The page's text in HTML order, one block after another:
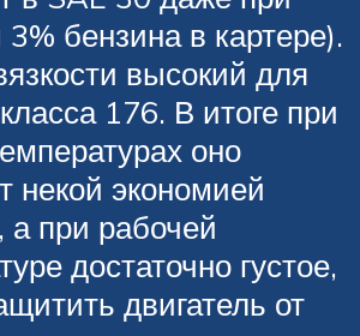
бензина в картере).
высокий для
176. В итоге при
оно
некой экономией
а при рабочей
достаточно густое,
двигатель от